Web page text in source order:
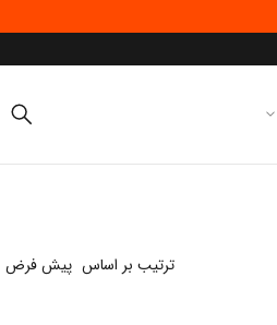
ترتیب بر اساس پیش فرض